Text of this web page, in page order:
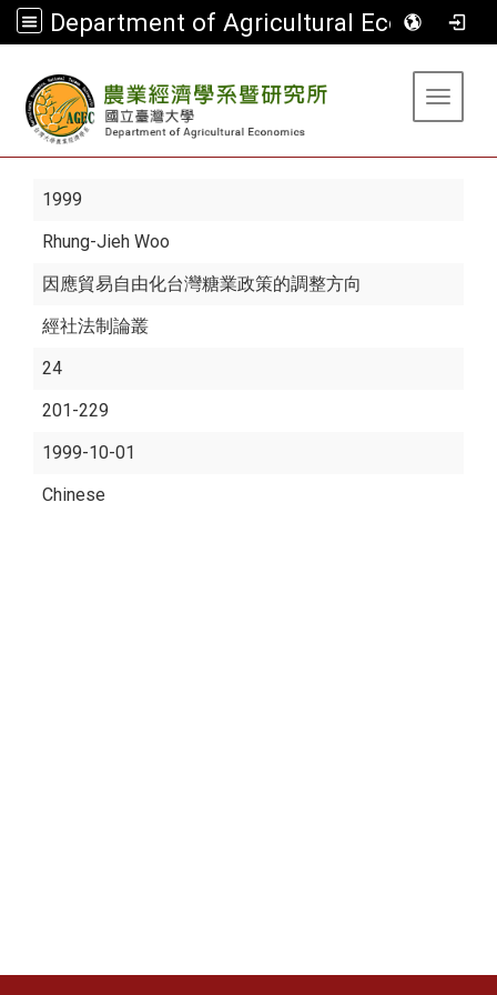
Department of Agricultural Economics
Toggle
1999
Rhung-Jieh Woo
因應貿易自由化台灣糖業政策的調整方向
經社法制論叢
24
201-229
1999-10-01
Chinese